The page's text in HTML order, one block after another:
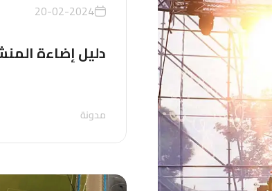
20-02-2024
دليل إضاءة
مدونة